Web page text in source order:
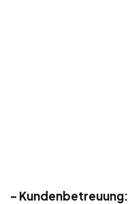
– Kundenbetreuung: